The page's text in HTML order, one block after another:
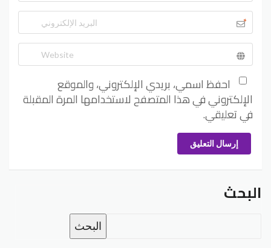
*
احفظ اسمي، بريدي الإلكتروني، والموقع
الإلكتروني في هذا المتصفح لاستخدامها المرة المقبلة
في تعليقي.
إرسال التعليق
البحث
البحث